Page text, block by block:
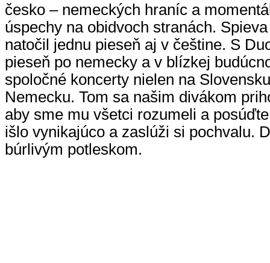
česko – nemeckých hraníc a
úspechy na obidvoch stranách.
natočil jednu pieseň aj v češtine. S
pieseň po nemecky a v blízkej
spoločné koncerty nielen na
Nemecku. Tom sa našim divákom
aby sme mu všetci rozumeli a
išlo vynikajúco a zaslúži si pochvalu.
búrlivým potleskom.